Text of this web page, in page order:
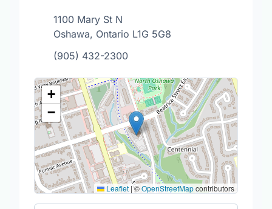
1100 Mary St N
Oshawa, Ontario L1G 5G8
(905) 432-2300
+
−
Leaflet |©OpenStreetMapcontributors